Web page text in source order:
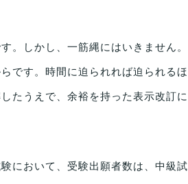
。しかし、一筋縄にはいきません。
です。時間に迫られれば迫られるほ
たうえで、余裕を持った表示改訂に
において、受験出願者数は、中級試